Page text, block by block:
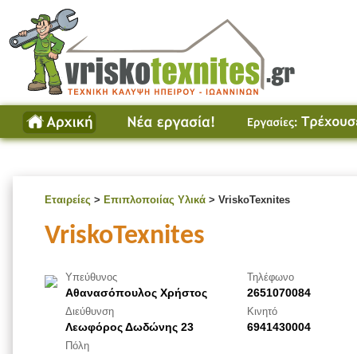
Εταιρείες > Επιπλοποιίας Υλικά > VriskoTexnites
VriskoTexnites
Υπεύθυνος
Αθανασόπουλος Χρήστος
Διεύθυνση
Λεωφόρος Δωδώνης 23
Πόλη
Τηλέφωνο
2651070084
Κινητό
6941430004